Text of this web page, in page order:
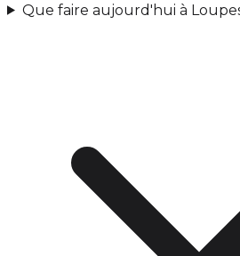
Que faire aujourd'hui à